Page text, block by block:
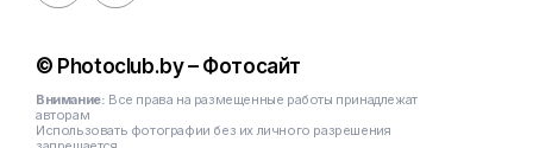
© Photoclub.by – Фотосайт
Внимание: Все права на размещенные работы принадлежат
авторам
Использовать фотографии без их личного разрешения